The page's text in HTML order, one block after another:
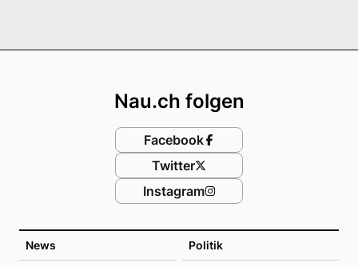
News Politik
Nau.ch folgen
Facebook
Twitter
Instagram